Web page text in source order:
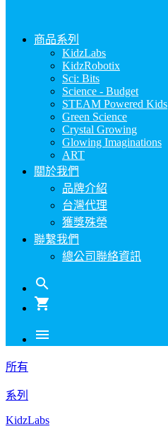
商品系列
KidzLabs
KidzRobotix
Sci: Bits
Science - Budget
STEAM Powered Kids
Green Science
Crystal Growing
Glowing Imaginations
ART
關於我們
品牌介紹
台灣代理
獲獎殊榮
聯繫我們
總公司聯絡資訊
search
shopping_cart
menu
所有
系列
KidzLabs